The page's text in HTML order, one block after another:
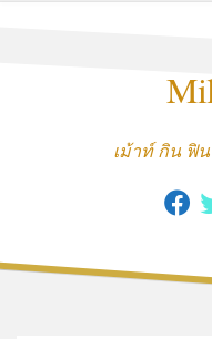
เม้าท์ กิน ฟิน